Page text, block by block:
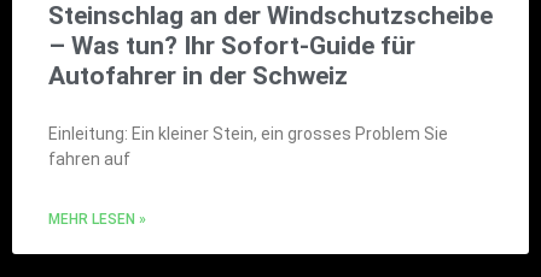
Steinschlag an der Windschutzscheibe
– Was tun? Ihr Sofort-Guide für
Autofahrer in der Schweiz
Einleitung: Ein kleiner Stein, ein grosses Problem Sie
fahren auf
MEHR LESEN »